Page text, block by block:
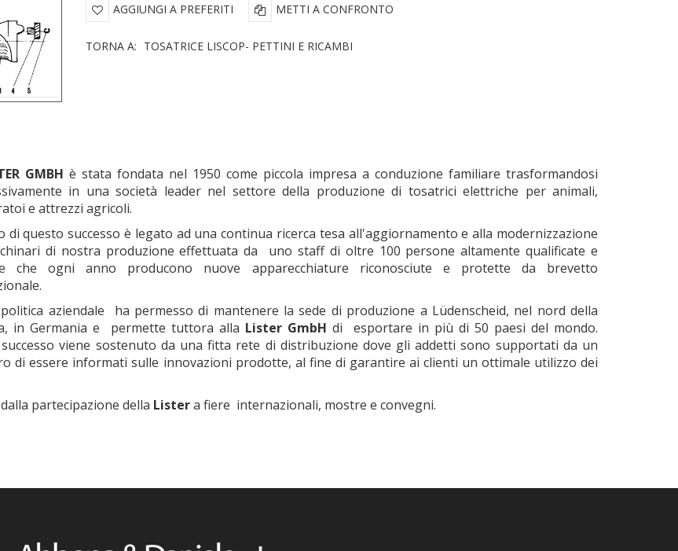
AGGIUNGI A PREFERITI METTI A CONFRONTO
TORNA A: TOSATRICE LISCOP- PETTINI E RICAMBI
GMBH è stata fondata nel 1950 come piccola impresa a conduzione familiare trasformandosi
in una società leader nel settore della produzione di tosatrici elettriche per animali,
e attrezzi agricoli.
di questo successo è legato ad una continua ricerca tesa all'aggiornamento e alla modernizzazione
di nostra produzione effettuata da uno staff di oltre 100 persone altamente qualificate e
che ogni anno producono nuove apparecchiature riconosciute e protette da brevetto
aziendale ha permesso di mantenere la sede di produzione a Lüdenscheid, nel nord della
in Germania e permette tuttora alla Lister GmbH di esportare in più di 50 paesi del mondo.
viene sostenuto da una fitta rete di distribuzione dove gli addetti sono supportati da un
di essere informati sulle innovazioni prodotte, al fine di garantire ai clienti un ottimale utilizzo dei
partecipazione della Listera fiere internazionali, mostre e convegni.